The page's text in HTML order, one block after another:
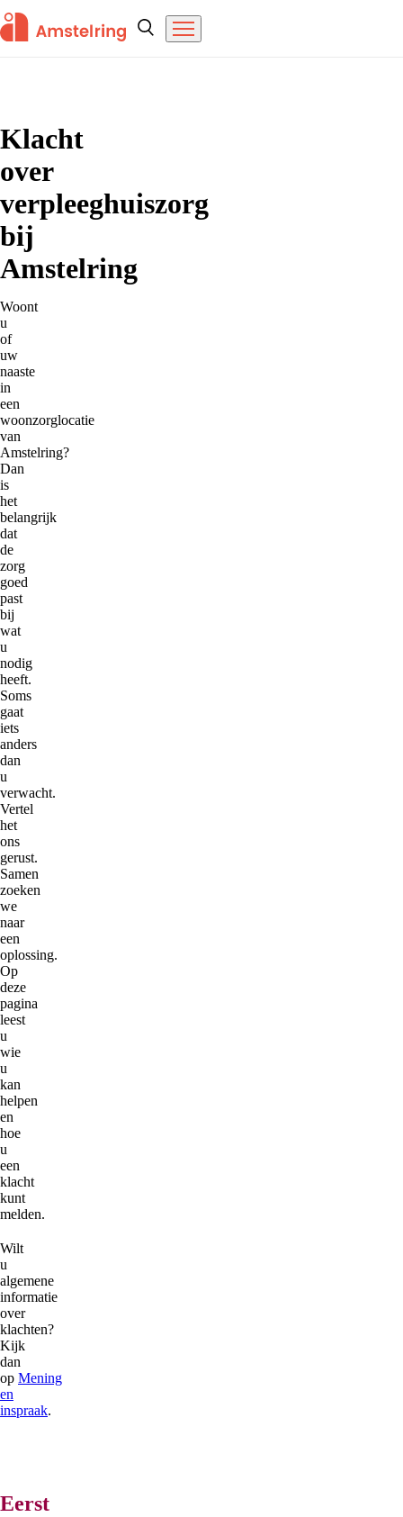
Overslaan en naar de inhoud gaan
Amstelring
ZoekenMenu
Klacht
over
verpleeghuiszorg
bij
Amstelring
Woont
u
of
uw
naaste
in
een
woonzorglocatie
van
Amstelring?
Dan
is
het
belangrijk
dat
de
zorg
goed
past
bij
wat
u
nodig
heeft.
Soms
gaat
iets
anders
dan
u
verwacht.
Vertel
het
ons
gerust.
Samen
zoeken
we
naar
een
oplossing.
Op
deze
pagina
leest
u
wie
u
kan
helpen
en
hoe
u
een
klacht
kunt
melden.
Wilt
u
algemene
informatie
over
klachten?
Kijk
dan
op Mening
en
inspraak.
Eerst